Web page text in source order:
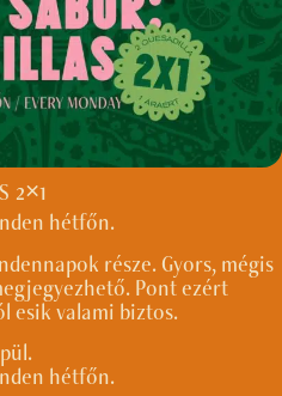
2×1
hétfőn.
része. Gyors, mégis
Pont ezért
esik valami biztos.
hétfőn.